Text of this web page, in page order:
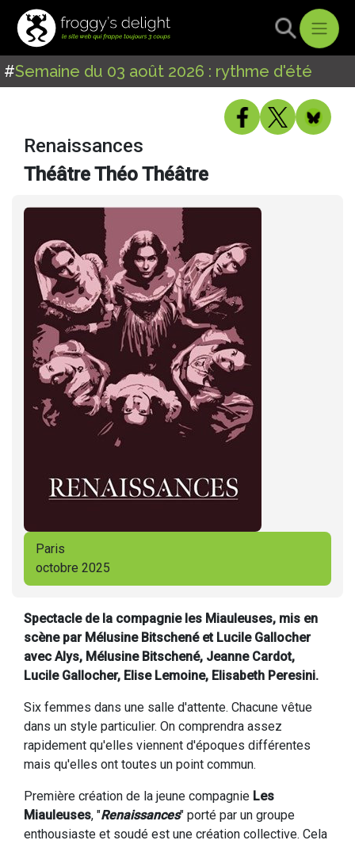
#Semaine du 03 août 2026 : rythme d'été
Renaissances
Théâtre Théo Théâtre
Paris
octobre 2025
Spectacle de la compagnie les Miauleuses, mis en
scène par Mélusine Bitschené et Lucile Gallocher
avec Alys, Mélusine Bitschené, Jeanne Cardot,
Lucile Gallocher, Elise Lemoine, Elisabeth Peresini.
Six femmes dans une salle d'attente. Chacune vêtue
dans un style particulier. On comprendra assez
rapidement qu'elles viennent d'époques différentes
mais qu'elles ont toutes un point commun.
Première création de la jeune compagnie Les
Miauleuses, "Renaissances" porté par un groupe
enthousiaste et soudé est une création collective. Cela